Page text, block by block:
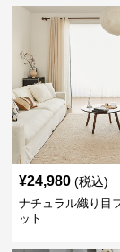
¥24,980 (税込)
ナチュラル織り目
ット